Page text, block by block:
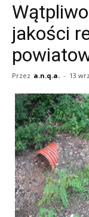
jakości
Przez a.n.q.a. - 13